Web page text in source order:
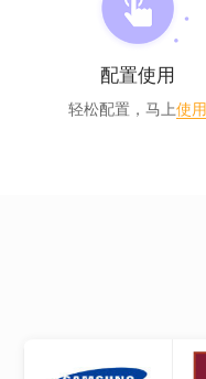
配置使用
轻松配置，马上使用